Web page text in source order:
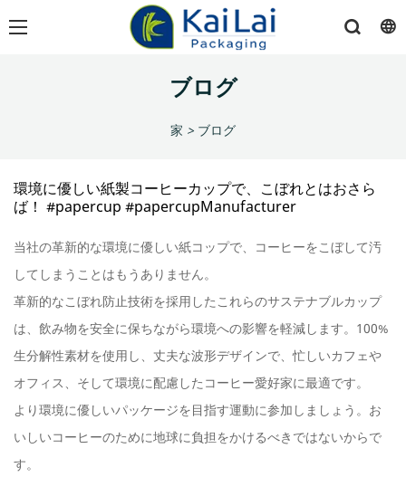
ブログ
家 > ブログ
環境に優しい紙製コーヒーカップで、こぼれとはおさら
ば！ #papercup #papercupManufacturer
当社の革新的な環境に優しい紙コップで、コーヒーをこぼして汚
してしまうことはもうありません。
革新的なこぼれ防止技術を採用したこれらのサステナブルカップ
は、飲み物を安全に保ちながら環境への影響を軽減します。100%
生分解性素材を使用し、丈夫な波形デザインで、忙しいカフェや
オフィス、そして環境に配慮したコーヒー愛好家に最適です。
より環境に優しいパッケージを目指す運動に参加しましょう。お
いしいコーヒーのために地球に負担をかけるべきではないからで
す。